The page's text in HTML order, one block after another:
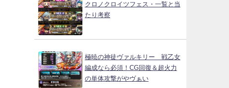
クロノクロイツフェス・一覧と当
たり考察
極暁の神徒ヴァルキリー 戦乙女
編成なら必須！CG回復＆超火力
の単体攻撃がやヴぁい